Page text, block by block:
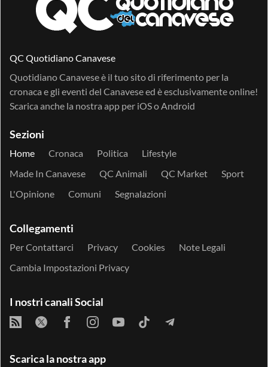
QC Quotidiano Canavese
Quotidiano Canavese è il tuo sito di riferimento per la
cronaca e gli eventi del Canavese ed è esclusivamente online!
Scarica anche la nostra app per iOSo Android
Sezioni
Home Cronaca Politica
Lifestyle
Made In Canavese
QC Animali QC Market
Sport
L'Opinione
Comuni Segnalazioni
Collegamenti
Per Contattarci Privacy Cookies
Note Legali
Cambia Impostazioni Privacy
I nostri canali Social
Scarica la nostra app